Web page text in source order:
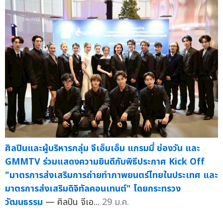
ศิลปินและผู้บริหารกลุ่ม จีเอ็มเอ็ม แกรมมี่ ช่องวัน และ
GMMTV ร่วมแสดงความยินดีกับพิธีประกาศ Kick Off
"มาตรการส่งเสริมการถ่ายทำภาพยนตร์ไทยในประเทศ และ
มาตรการส่งเสริมดิจิทัลคอนเทนต์" โดยกระทรวง
วัฒนธรรม — ศิลปิน จีเอ... 29 ม.ค.